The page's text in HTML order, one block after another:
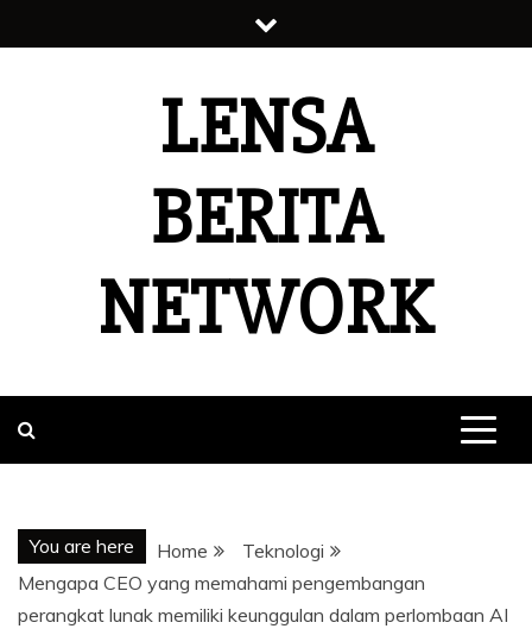
to
LENSA
BERITA
NETWORK
You are here Home
Teknologi
Mengapa CEO yang memahami pengembangan
perangkat lunak memiliki keunggulan dalam perlombaan AI